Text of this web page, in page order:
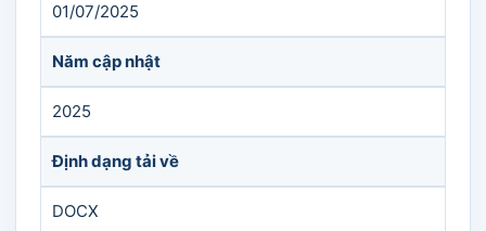
01/07/2025
Năm cập nhật
2025
Định dạng tải về
DOCX